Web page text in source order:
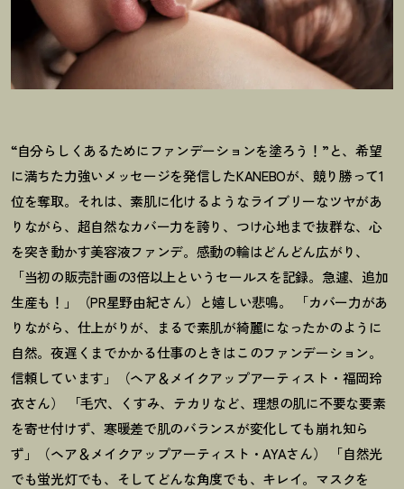
“自分らしくあるためにファンデーションを塗ろう ！ ”と、希望
に満ちた力強いメッセージを発信したKANEBOが、競り勝って1
位を奪取。それは、素肌に化けるようなライブリーなツヤがあ
りながら、超自然なカバー力を誇り、つけ心地まで抜群な、心
を突き動かす美容液ファンデ。感動の輪はどんどん広がり、
「当初の販売計画の3倍以上というセールスを記録。急遽、追加
生産も ！ 」（PR星野由紀さん）と嬉しい悲鳴。 「カバー力があ
りながら、仕上がりが、まるで素肌が綺麗になったかのように
自然。夜遅くまでかかる仕事のときはこのファンデーション。
信頼しています」（ヘア＆メイクアップアーティスト・福岡玲
衣さん） 「毛穴、くすみ、テカリなど、理想の肌に不要な要素
を寄せ付けず、寒暖差で肌のバランスが変化しても崩れ知ら
ず」（ヘア＆メイクアップアーティスト・AYAさん） 「自然光
でも蛍光灯でも、そしてどんな角度でも、キレイ。マスクを